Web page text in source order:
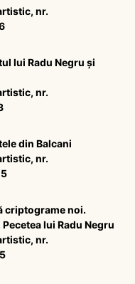
nr.
lui Radu Negru și
nr.
din Balcani
nr.
criptograme noi.
lui Radu Negru
nr.